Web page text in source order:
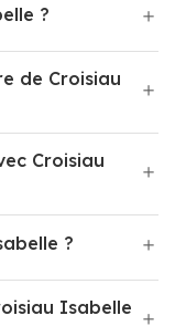
?
de Croisiau
Croisiau
?
Isabelle